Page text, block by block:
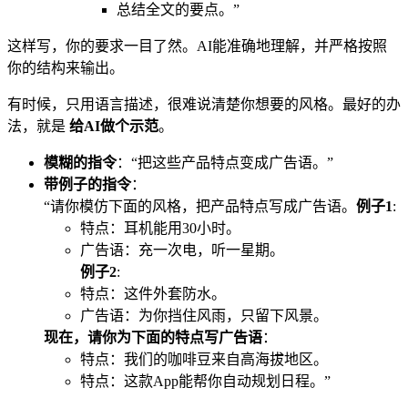
总结全文的要点。”
这样写，你的要求一目了然。AI能准确地理解，并严格按照
你的结构来输出。
有时候，只用语言描述，很难说清楚你想要的风格。最好的办
法，就是 给AI做个示范。
模糊的指令：“把这些产品特点变成广告语。”
带例子的指令：
“请你模仿下面的风格，把产品特点写成广告语。 例子1:
特点：耳机能用30小时。
广告语：充一次电，听一星期。
例子2:
特点：这件外套防水。
广告语：为你挡住风雨，只留下风景。
现在，请你为下面的特点写广告语：
特点：我们的咖啡豆来自高海拔地区。
特点：这款App能帮你自动规划日程。”